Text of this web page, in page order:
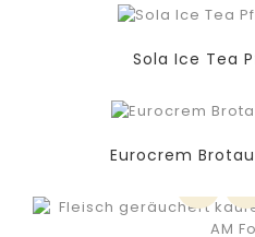
Sola Ice Tea
Eurocrem